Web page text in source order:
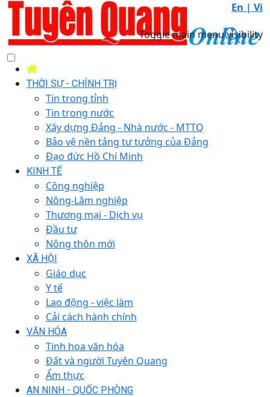
En | Vi
Toggle main menu visibility
THỜI SỰ - CHÍNH TRỊ
Tin trong tỉnh
Tin trong nước
Xây dựng Đảng - Nhà nước - MTTQ
Bảo vệ nền tảng tư tưởng của Đảng
Đạo đức Hồ Chí Minh
KINH TẾ
Công nghiệp
Nông-Lâm nghiệp
Thương mại - Dịch vụ
Đầu tư
Nông thôn mới
XÃ HỘI
Giáo dục
Y tế
Lao động - việc làm
Cải cách hành chính
VĂN HÓA
Tinh hoa văn hóa
Đất và người Tuyên Quang
Ẩm thực
AN NINH - QUỐC PHÒNG